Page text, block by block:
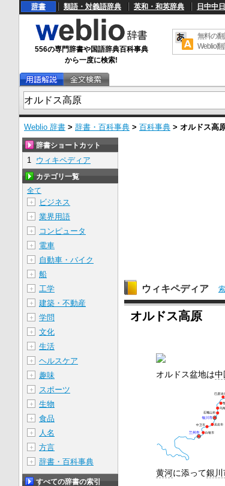
辞書 類語・対義語辞典 英和・和英辞典 日中中
556の専門辞書や国語辞典百科事典
から一度に検索!
無料の
Weblio翻
Weblio 辞書 > 辞書・百科事典 > 百科事典 > オルドス高
ウィキペディア
オルドス高原
オルドス盆地は中
黄河に添って銀川
辞書ショートカット
1 ウィキペディア
カテゴリ一覧
全て
＋
ビジネス
＋ 業界用語
＋ コンピュータ
＋ 電車
＋ 自動車・バイク
＋ 船
＋ 工学
＋ 建築・不動産
＋ 学問
＋ 文化
＋ 生活
＋ ヘルスケア
＋ 趣味
＋ スポーツ
＋ 生物
＋ 食品
＋ 人名
＋ 方言
＋ 辞書・百科事典
すべての辞書の索引